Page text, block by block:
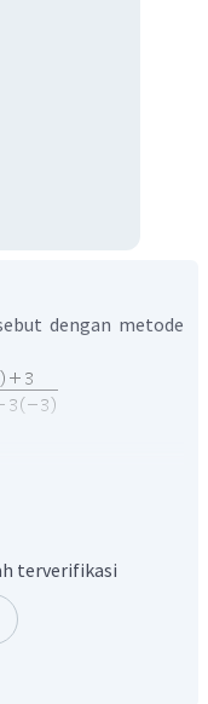
dengan metode
C.
terverifikasi